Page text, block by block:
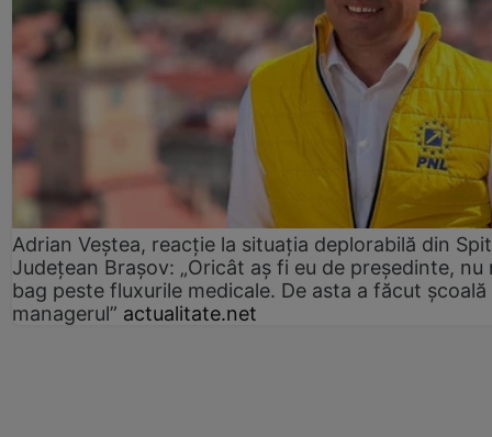
Adrian Veștea, reacție la situația deplorabilă din
Județean Brașov: „Oricât aș fi eu de președinte, nu
bag peste fluxurile medicale. De asta a făcut școală
managerul” actualitate.net